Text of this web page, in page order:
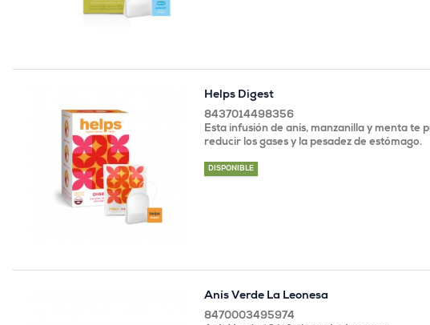
Helps Digest
8437014498356
Esta infusión de anís, manzanilla y menta te
reducir los gases y la pesadez de estómago.
DISPONIBLE
Anís Verde La Leonesa
8470003495974